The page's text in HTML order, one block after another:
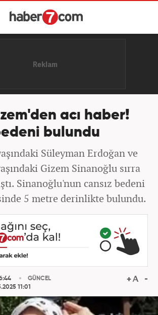
acı haber!
bulundu
Süleyman Erdoğan ve
Gizem Sinanoğlu sırra
Sinanoğlu'nun cansız bedeni
5 metre derinlikte bulundu.
11:01
GÜNCEL